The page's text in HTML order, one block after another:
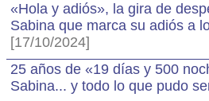
«Hola y adiós», la gira de
Sabina que marca su adiós a
[17/10/2024]
25 años de «19 días y 500
Sabina... y todo lo que pudo